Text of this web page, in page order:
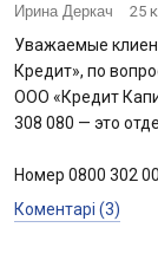
Ирина Деркач
25
Уважаемые
Кредит», по
ООО «Кредит
308 080 — это
Номер 0800 302
Коментарі (3)